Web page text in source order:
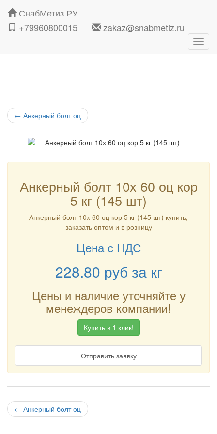
СнабМетиз.РУ
+79960800015
zakaz@snabmetiz.ru
← Анкерный болт оц
Анкерный болт 10х 60 оц кор
5 кг (145 шт)
Анкерный болт 10х 60 оц кор 5 кг (145 шт) купить,
заказать оптом и в розницу
Цена с НДС
228.80 руб за кг
Цены и наличие уточняйте у
менеждеров компании!
Купить в 1 клик!
Отправить заявку
← Анкерный болт оц